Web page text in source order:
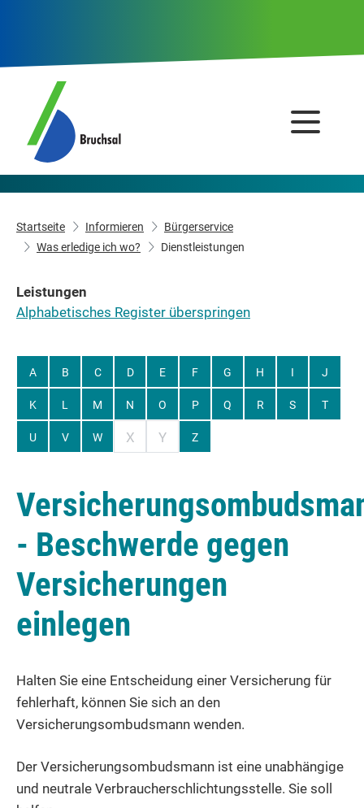
Startseite Informieren
Bürgerservice
Was erledige ich wo?
Dienstleistungen
Leistungen
Alphabetisches Register überspringen
A B C D E F G H I J
K L M N O P Q R S T
U V W X Y Z
- Beschwerde gegen
Versicherungen
einlegen
Halten Sie eine Entscheidung einer Versicherung für
fehlerhaft, können Sie sich an den
Versicherungsombudsmann wenden.
Der Versicherungsombudsmann ist eine unabhängige
und neutrale Verbraucherschlichtungsstelle. Sie soll